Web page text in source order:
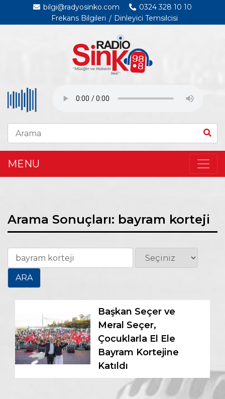
bilgi@radyosinko.com
0324 328 10 10
Frekans Bilgileri
Dinleyici Temsilcisi
MENU
Arama Sonuçları: bayram korteji
Başkan Seçer ve
Meral Seçer,
Çocuklarla El Ele
Bayram Kortejine
Katıldı